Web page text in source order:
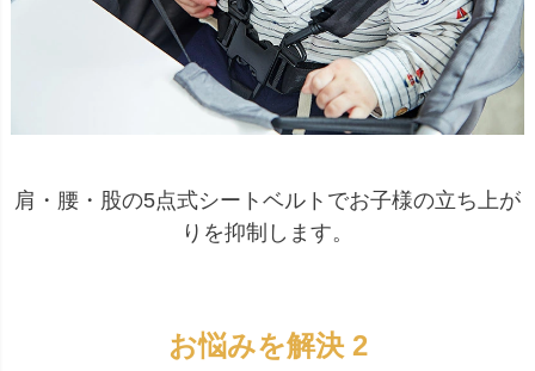
肩・腰・股の5点式シートベルトでお子様の立ち上が
りを抑制します。
お悩みを解決 2